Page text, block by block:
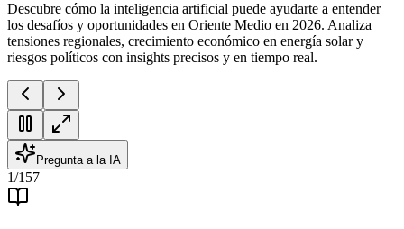
Descubre cómo la inteligencia artificial puede ayudarte a entender
los desafíos y oportunidades en Oriente Medio en 2026. Analiza
tensiones regionales, crecimiento económico en energía solar y
riesgos políticos con insights precisos y en tiempo real.
Pregunta a la IA
1/157